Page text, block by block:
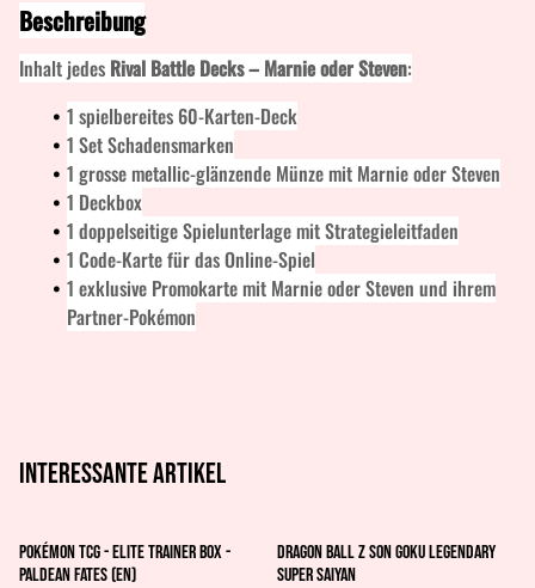
Beschreibung
Inhalt jedes Rival Battle Decks – Marnie oder Steven:
1 spielbereites 60-Karten-Deck
1 Set Schadensmarken
1 grosse metallic-glänzende Münze mit Marnie oder Steven
1 Deckbox
1 doppelseitige Spielunterlage mit Strategieleitfaden
1 Code-Karte für das Online-Spiel
1 exklusive Promokarte mit Marnie oder Steven und ihrem
Partner-Pokémon
Interessante artikel
Pokémon TCG - Elite Trainer Box -
Paldean Fates (EN)
Dragon Ball Z Son Goku Legendary
Super Saiyan